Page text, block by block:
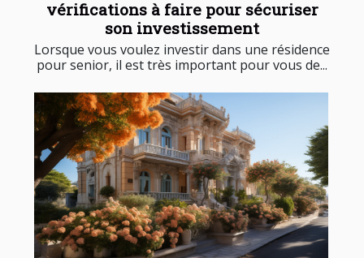
vérifications à faire pour sécuriser
son investissement
Lorsque vous voulez investir dans une résidence
pour senior, il est très important pour vous de...